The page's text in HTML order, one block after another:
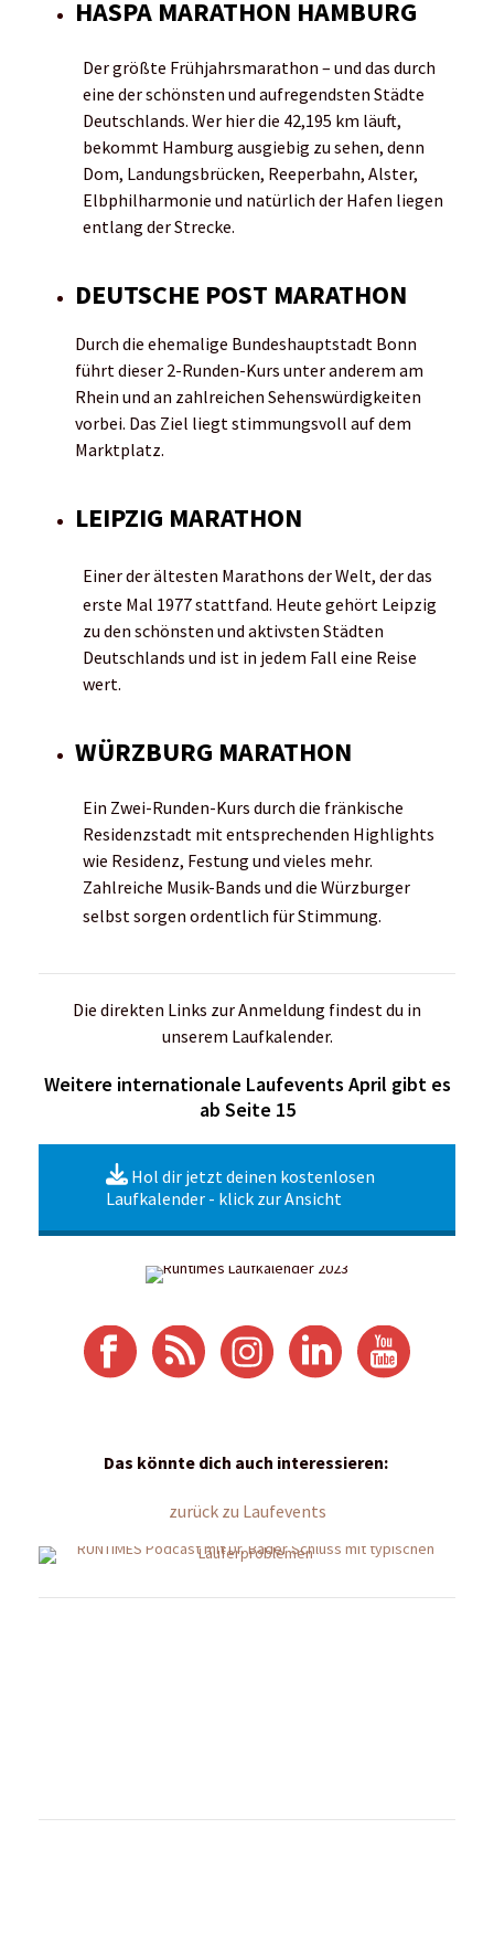
HASPA MARATHON HAMBURG
Der größte Frühjahrsmarathon – und das durch
eine der schönsten und aufregendsten Städte
Deutschlands. Wer hier die 42,195 km läuft,
bekommt Hamburg ausgiebig zu sehen, denn
Dom, Landungsbrücken, Reeperbahn, Alster,
Elbphilharmonie und natürlich der Hafen liegen
entlang der Strecke.
DEUTSCHE POST MARATHON
Durch die ehemalige Bundeshauptstadt Bonn
führt dieser 2-Runden-Kurs unter anderem am
Rhein und an zahlreichen Sehenswürdigkeiten
vorbei. Das Ziel liegt stimmungsvoll auf dem
Marktplatz.
LEIPZIG MARATHON
Einer der ältesten Marathons der Welt, der das
erste Mal 1977 stattfand. Heute gehört Leipzig
zu den schönsten und aktivsten Städten
Deutschlands und ist in jedem Fall eine Reise
wert.
WÜRZBURG MARATHON
Ein Zwei-Runden-Kurs durch die fränkische
Residenzstadt mit entsprechenden Highlights
wie Residenz, Festung und vieles mehr.
Zahlreiche Musik-Bands und die Würzburger
selbst sorgen ordentlich für Stimmung.
Die direkten Links zur Anmeldung findest du in
unserem Laufkalender.
Weitere internationale Laufevents April gibt es
ab Seite 15
Hol dir jetzt deinen kostenlosen
Laufkalender - klick zur Ansicht
Das könnte dich auch interessieren:
zurück zu Laufevents